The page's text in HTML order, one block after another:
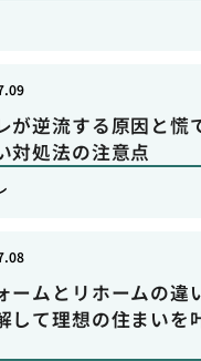
が逆流する原因と慌
対処法の注意点
ームとリホームの違
して理想の住まいを